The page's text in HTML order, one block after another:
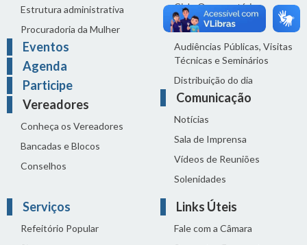
Estrutura administrativa
Procuradoria da Mulher
Eventos
Agenda
Participe
Vereadores
Conheça os Vereadores
Bancadas e Blocos
Conselhos
Ciclo Orçamentário
Homenagens
Audiências Públicas, Visitas
Técnicas e Seminários
Distribuição do dia
Comunicação
Notícias
Sala de Imprensa
Vídeos de Reuniões
Solenidades
Serviços
Refeitório Popular
Links Úteis
Fale com a Câmara